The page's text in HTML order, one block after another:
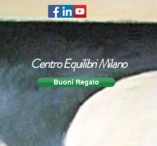
Centro Equilibri Milano
Buoni Regalo